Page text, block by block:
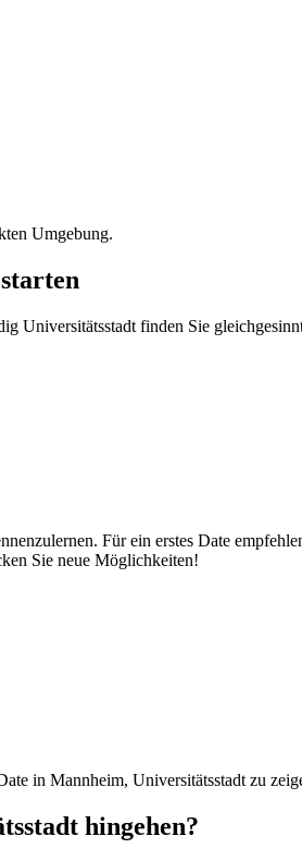
Umgebung.
Universitätsstadt finden Sie
Für ein erstes Date
Sie neue Möglichkeiten!
in Mannheim, Universitätsstadt zu
hingehen?